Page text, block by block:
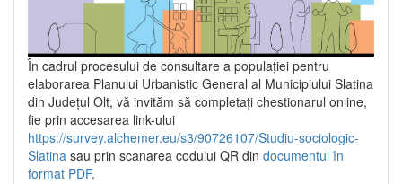
În cadrul procesului de consultare a populaţiei pentru
elaborarea Planului Urbanistic General al Municipiului Slatina
din Județul Olt, vă invităm să completați chestionarul online,
fie prin accesarea link-ului
https://survey.alchemer.eu/s3/90726107/Studiu-sociologic-
Slatina sau prin scanarea codului QR din documentul în
format PDF.